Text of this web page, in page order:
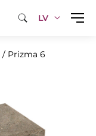
LV
/ Prizma 6